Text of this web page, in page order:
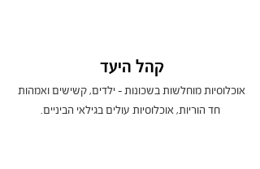
קהל היעד
אוכלוסיות מוחלשות בשכונות – ילדים, קשישים ואמהות
חד הוריות, אוכלוסיות עולים בגילאי הביניים.